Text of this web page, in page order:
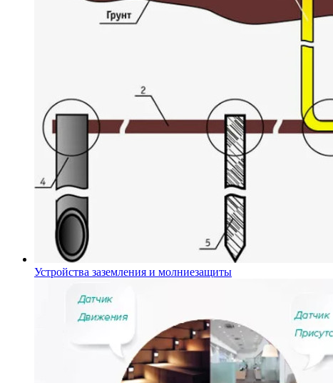
Устройства заземления и молниезащиты